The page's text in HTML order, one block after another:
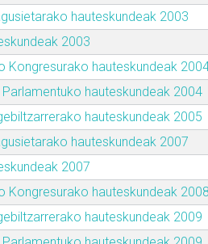
hauteskundeak 2003
2003
Kongresurako hauteskundeak
hauteskundeak 2004
hauteskundeak 2005
hauteskundeak 2007
2007
Kongresurako hauteskundeak 2008
hauteskundeak 2009